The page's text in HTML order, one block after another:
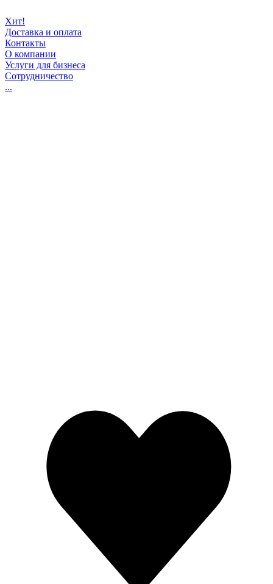
Хит!
Доставка и оплата
Контакты
О компании
Услуги для бизнеса
Сотрудничество
...